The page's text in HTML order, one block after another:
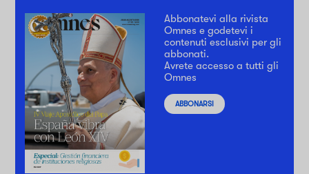
Abbonatevi alla rivista
Omnes e godetevi i
contenuti esclusivi per gli
abbonati.
Avrete accesso a tutti gli
Omnes
ABBONARSI